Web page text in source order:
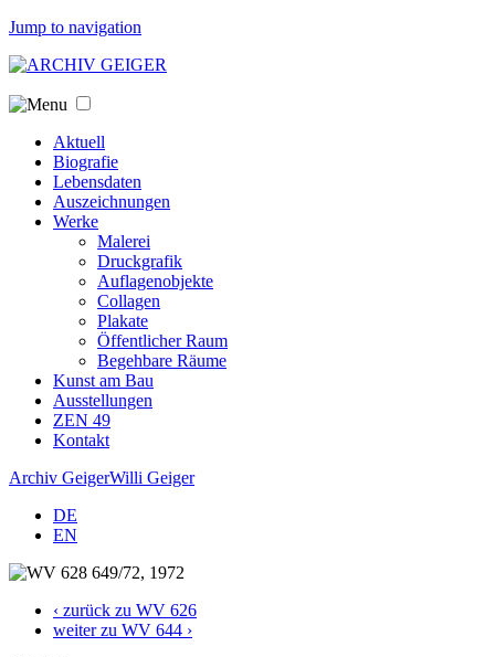
Jump to navigation
Aktuell
Biografie
Lebensdaten
Auszeichnungen
Werke
Malerei
Druckgrafik
Auflagenobjekte
Collagen
Plakate
Öffentlicher Raum
Begehbare Räume
Kunst am Bau
Ausstellungen
ZEN 49
Kontakt
Archiv GeigerWilli Geiger
DE
EN
‹ zurück zu WV 626
weiter zu WV 644 ›